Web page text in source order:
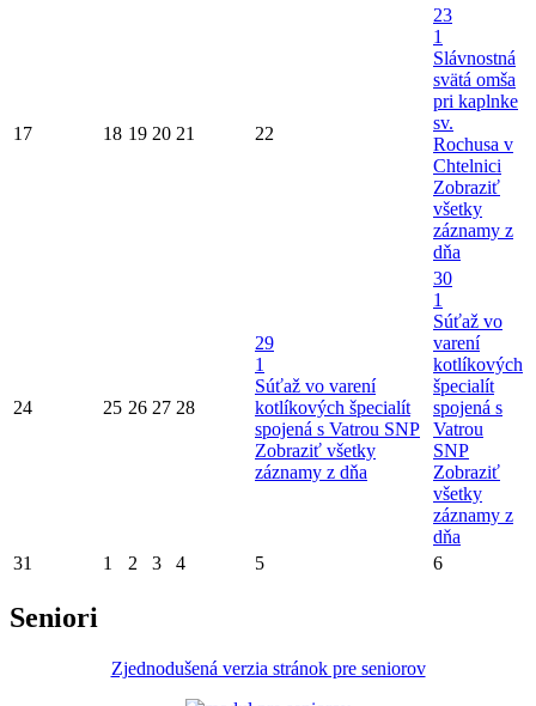
17 18 19 20 21 22
23
1
Slávnostná
svätá omša
pri kaplnke
sv.
Rochusa v
Chtelnici
Zobraziť
všetky
záznamy z
dňa
24 25 26 27 28
29
1
Súťaž vo varení
kotlíkových špecialít
spojená s Vatrou SNP
Zobraziť všetky
záznamy z dňa
30
1
Súťaž vo
varení
kotlíkových
špecialít
spojená s
Vatrou
SNP
Zobraziť
všetky
záznamy z
dňa
31
1 2 3 4 5 6
Seniori
Zjednodušená verzia stránok pre seniorov